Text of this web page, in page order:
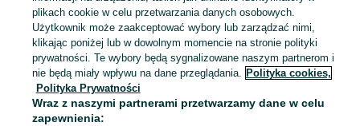
Zobacz
Mapa kategorii
Mapa miejscowości
Mapa ministron
plikach cookie w celu przetwarzania danych osobowych.
Użytkownik może zaakceptować wybory lub zarządzać nimi,
klikając poniżej lub w dowolnym momencie na stronie polityki
prywatności. Te wybory będą sygnalizowane naszym partnerom i
nie będą miały wpływu na dane przeglądania. Polityka cookies,
Polityka Prywatności
Wraz z naszymi partnerami przetwarzamy dane w celu
zapewnienia: